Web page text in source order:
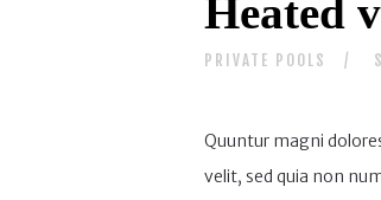
Heated
PRIVATE POOLS
Quuntur magni
velit, sed quia non